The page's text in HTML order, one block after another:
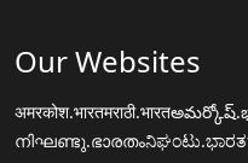
Our Websites
अमरकोश.भारतमराठी.भारत
നിഘണ്ടു.ഭാരതംನಿಘಂಟು.ಭಾರತ